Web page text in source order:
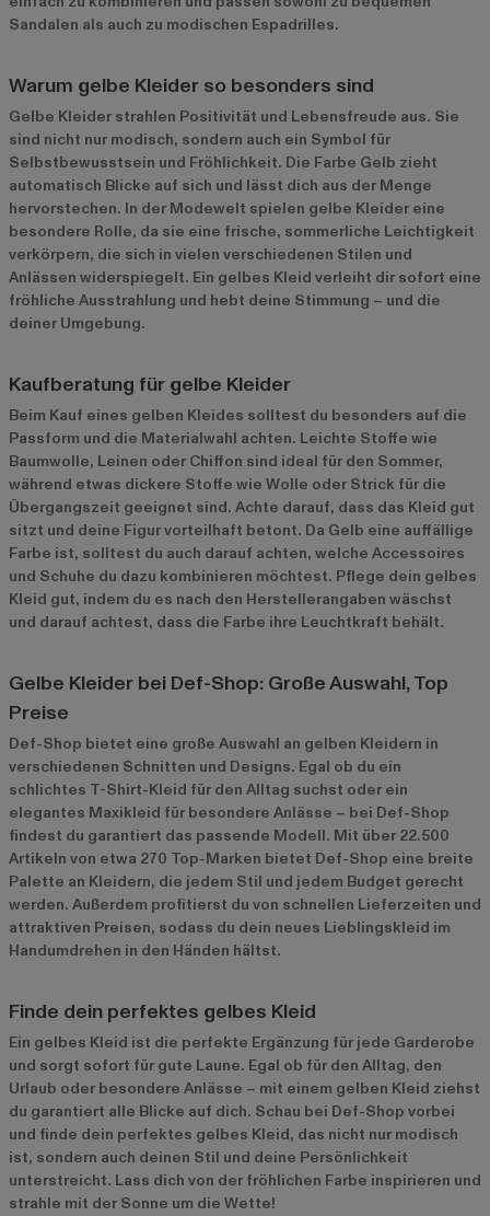
Sandalen als auch zu modischen Espadrilles.
Warum gelbe Kleider so besonders sind
Gelbe Kleider strahlen Positivität und Lebensfreude aus. Sie
sind nicht nur modisch, sondern auch ein Symbol für
Selbstbewusstsein und Fröhlichkeit. Die Farbe Gelb zieht
automatisch Blicke auf sich und lässt dich aus der Menge
hervorstechen. In der Modewelt spielen gelbe Kleider eine
besondere Rolle, da sie eine frische, sommerliche Leichtigkeit
verkörpern, die sich in vielen verschiedenen Stilen und
Anlässen widerspiegelt. Ein gelbes Kleid verleiht dir sofort eine
fröhliche Ausstrahlung und hebt deine Stimmung – und die
deiner Umgebung.
Kaufberatung für gelbe Kleider
Beim Kauf eines gelben Kleides solltest du besonders auf die
Passform und die Materialwahl achten. Leichte Stoffe wie
Baumwolle, Leinen oder Chiffon sind ideal für den Sommer,
während etwas dickere Stoffe wie Wolle oder Strick für die
Übergangszeit geeignet sind. Achte darauf, dass das Kleid gut
sitzt und deine Figur vorteilhaft betont. Da Gelb eine auffällige
Farbe ist, solltest du auch darauf achten, welche Accessoires
und Schuhe du dazu kombinieren möchtest. Pflege dein gelbes
Kleid gut, indem du es nach den Herstellerangaben wäschst
und darauf achtest, dass die Farbe ihre Leuchtkraft behält.
Gelbe Kleider bei Def-Shop: Große Auswahl, Top
Preise
Def-Shop bietet eine große Auswahl an gelben Kleidern in
verschiedenen Schnitten und Designs. Egal ob du ein
schlichtes T-Shirt-Kleid für den Alltag suchst oder ein
elegantes Maxikleid für besondere Anlässe – bei Def-Shop
findest du garantiert das passende Modell. Mit über 22.500
Artikeln von etwa 270 Top-Marken bietet Def-Shop eine breite
Palette an Kleidern, die jedem Stil und jedem Budget gerecht
werden. Außerdem profitierst du von schnellen Lieferzeiten und
attraktiven Preisen, sodass du dein neues Lieblingskleid im
Handumdrehen in den Händen hältst.
Finde dein perfektes gelbes Kleid
Ein gelbes Kleid ist die perfekte Ergänzung für jede Garderobe
und sorgt sofort für gute Laune. Egal ob für den Alltag, den
Urlaub oder besondere Anlässe – mit einem gelben Kleid ziehst
du garantiert alle Blicke auf dich. Schau bei Def-Shop vorbei
und finde dein perfektes gelbes Kleid, das nicht nur modisch
ist, sondern auch deinen Stil und deine Persönlichkeit
unterstreicht. Lass dich von der fröhlichen Farbe inspirieren und
strahle mit der Sonne um die Wette!